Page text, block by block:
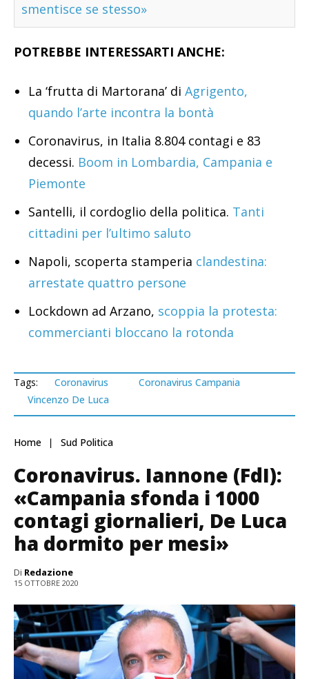
smentisce se stesso»
POTREBBE INTERESSARTI ANCHE:
La ‘frutta di Martorana’ di Agrigento,
quando l’arte incontra la bontà
Coronavirus, in Italia 8.804 contagi e 83
decessi. Boom in Lombardia, Campania e
Piemonte
Santelli, il cordoglio della politica. Tanti
cittadini per l’ultimo saluto
Napoli, scoperta stamperia clandestina:
arrestate quattro persone
Lockdown ad Arzano, scoppia la protesta:
commercianti bloccano la rotonda
Tags: Coronavirus
Coronavirus Campania
Vincenzo De Luca
Home Sud Politica
Coronavirus. Iannone (FdI):
«Campania sfonda i 1000
contagi giornalieri, De Luca
ha dormito per mesi»
Di Redazione
15 OTTOBRE 2020